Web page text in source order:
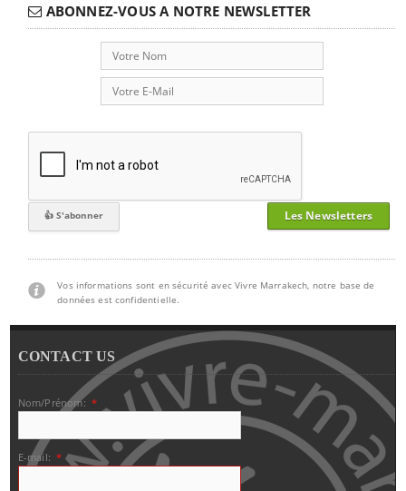
ABONNEZ-VOUS A NOTRE NEWSLETTER
Les Newsletters
Vos informations sont en sécurité avec Vivre Marrakech, notre base de
données est confidentielle.
CONTACT US
Nom/Prénom: *
E-mail: *